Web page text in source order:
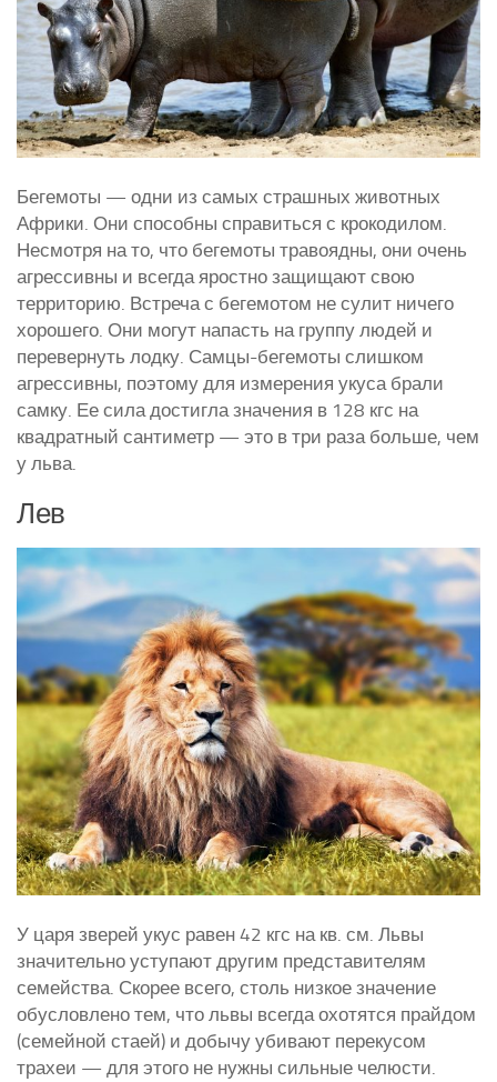
Бегемоты — одни из самых страшных животных
Африки. Они способны справиться с крокодилом.
Несмотря на то, что бегемоты травоядны, они очень
агрессивны и всегда яростно защищают свою
территорию. Встреча с бегемотом не сулит ничего
хорошего. Они могут напасть на группу людей и
перевернуть лодку. Самцы-бегемоты слишком
агрессивны, поэтому для измерения укуса брали
самку. Ее сила достигла значения в 128 кгс на
квадратный сантиметр — это в три раза больше, чем
у льва.
Лев
У царя зверей укус равен 42 кгс на кв. см. Львы
значительно уступают другим представителям
семейства. Скорее всего, столь низкое значение
обусловлено тем, что львы всегда охотятся прайдом
(семейной стаей) и добычу убивают перекусом
трахеи — для этого не нужны сильные челюсти.